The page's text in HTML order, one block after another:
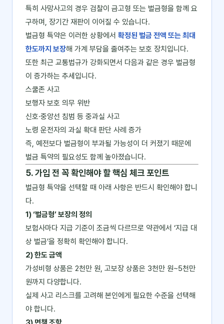
특히 사망사고의 경우 검찰이 금고형 또는 벌금형을 함께 요
구하며, 장기간 재판이 이어질 수 있습니다.
벌금형 특약은 이러한 상황에서 확정된 벌금 전액 또는 최대
한도까지 보장해 가계 부담을 줄여주는 보호 장치입니다.
또한 최근 교통법규가 강화되면서 다음과 같은 경우 벌금형
이 증가하는 추세입니다.
스쿨존 사고
보행자 보호 의무 위반
신호·중앙선 침범 등 중과실 사고
노령 운전자의 과실 확대 판단 사례 증가
즉, 예전보다 벌금형이 부과될 가능성이 더 커졌기 때문에
벌금 특약의 필요성도 함께 높아졌습니다.
5. 가입 전 꼭 확인해야 할 핵심 체크 포인트
벌금형 특약을 선택할 때 아래 사항은 반드시 확인해야 합니
다.
1) ‘벌금형’ 보장의 정의
보험사마다 지급 기준이 조금씩 다르므로 약관에서 ‘지급 대
상 벌금’을 정확히 확인해야 합니다.
2) 한도 금액
가성비형 상품은 2천만 원, 고보장 상품은 3천만 원~5천만
원까지 다양합니다.
실제 사고 리스크를 고려해 본인에게 필요한 수준을 선택해
야 합니다.